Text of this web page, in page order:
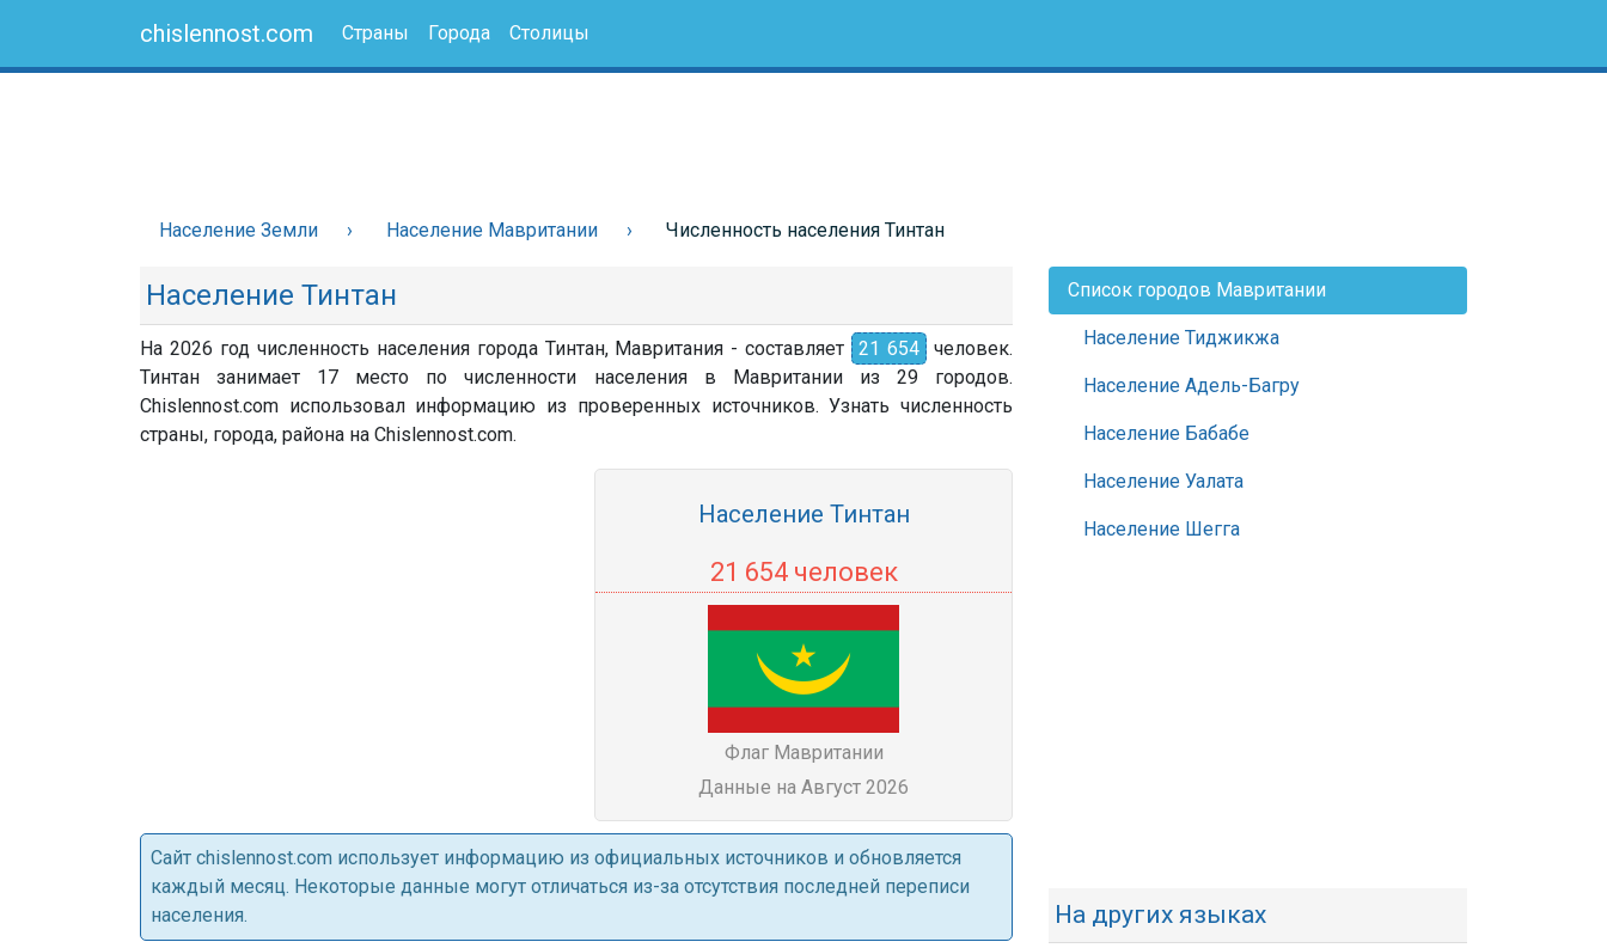
chislennost.com Страны Города Столицы
Население Земли Население Мавритании Численность населения Тинтан
Население Тинтан
На 2026 год численность населения города Тинтан, Мавритания - составляет 21 654
человек.
Тинтан занимает 17 место по численности населения в Мавритании из 29 городов.
Chislennost.com использовал информацию из проверенных источников. Узнать численность
страны, города, района на Chislennost.com.
Население Тинтан
21 654 человек
Флаг Мавритании
Данные на Август 2026
Cайт chislennost.com использует информацию из официальных источников и обновляется
каждый месяц. Некоторые данные могут отличаться из-за отсутствия последней переписи
населения.
Список городов Мавритании
Население Тиджикжа
Население Адель-Багру
Население Бабабе
Население Уалата
Население Шегга
На других языках